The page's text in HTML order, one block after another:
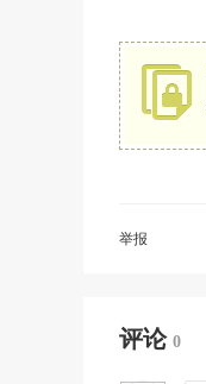
举报
评论 0